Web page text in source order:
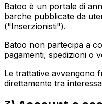
Batoo è un portale di
barche pubblicate da
("Inserzionisti").
Batoo non partecipa a
pagamenti, spedizioni o
Le trattative avvengono
direttamente tra